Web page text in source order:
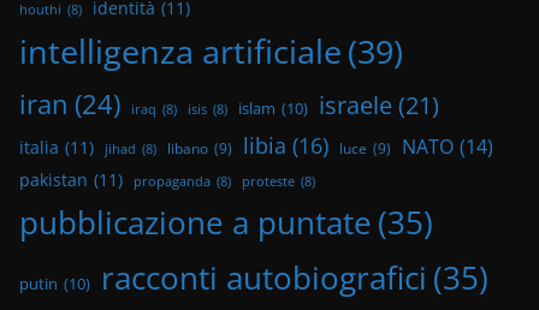
houthi (8) identità (11)
intelligenza artificiale(39)
iran (24) iraq (8) isis (8) islam (10) israele(21)
italia (11) jihad (8) libano (9) libia (16) luce (9) NATO (14)
pakistan (11) propaganda (8) proteste (8)
pubblicazione a puntate(35)
putin (10) racconti autobiografici (35)